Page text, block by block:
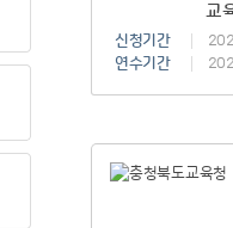
교
신청기간
연수기간